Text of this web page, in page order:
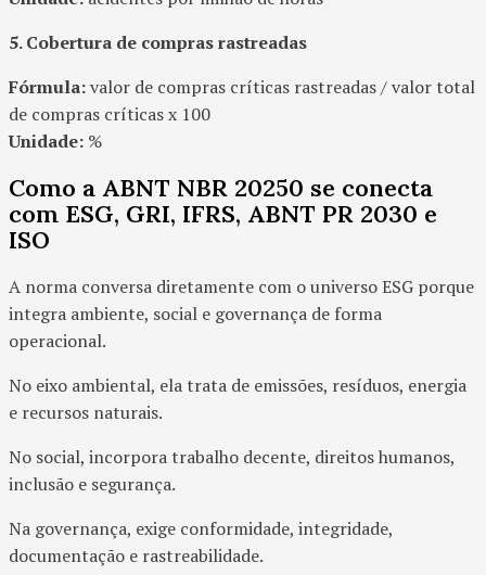
5. Cobertura de compras rastreadas
Fórmula:valor de compras críticas rastreadas / valor total
de compras críticas x 100
Unidade: %
Como a ABNT NBR 20250 se conecta
com ESG, GRI, IFRS, ABNT PR 2030 e
ISO
A norma conversa diretamente com o universo ESG porque
integra ambiente, social e governança de forma
operacional.
No eixo ambiental, ela trata de emissões, resíduos, energia
e recursos naturais.
No social, incorpora trabalho decente, direitos humanos,
inclusão e segurança.
Na governança, exige conformidade, integridade,
documentação e rastreabilidade.